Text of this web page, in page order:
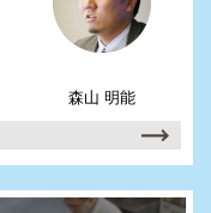
森山 明能